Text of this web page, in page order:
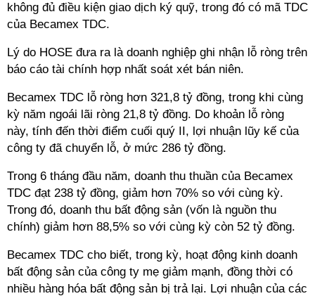
không đủ điều kiện giao dịch ký quỹ, trong đó có mã TDC
của Becamex TDC.
Lý do HOSE đưa ra là doanh nghiệp ghi nhận lỗ ròng trên
báo cáo tài chính hợp nhất soát xét bán niên.
Becamex TDC lỗ ròng hơn 321,8 tỷ đồng, trong khi cùng
kỳ năm ngoái lãi ròng 21,8 tỷ đồng. Do khoản lỗ ròng
này, tính đến thời điểm cuối quý II, lợi nhuận lũy kế của
công ty đã chuyển lỗ, ở mức 286 tỷ đồng.
Trong 6 tháng đầu năm, doanh thu thuần của Becamex
TDC đạt 238 tỷ đồng, giảm hơn 70% so với cùng kỳ.
Trong đó, doanh thu bất động sản (vốn là nguồn thu
chính) giảm hơn 88,5% so với cùng kỳ còn 52 tỷ đồng.
Becamex TDC cho biết, trong kỳ, hoạt động kinh doanh
bất động sản của công ty mẹ giảm mạnh, đồng thời có
nhiều hàng hóa bất động sản bị trả lại. Lợi nhuận của các